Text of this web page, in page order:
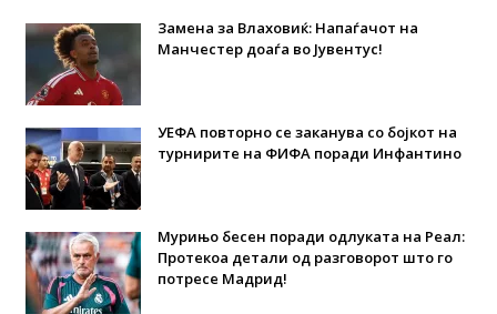
Замена за Влаховиќ: Напаѓачот на
Манчестер доаѓа во Јувентус!
УЕФА повторно се заканува со бојкот на
турнирите на ФИФА поради Инфантино
Мурињо бесен поради одлуката на Реал:
Протекоа детали од разговорот што го
потресе Мадрид!